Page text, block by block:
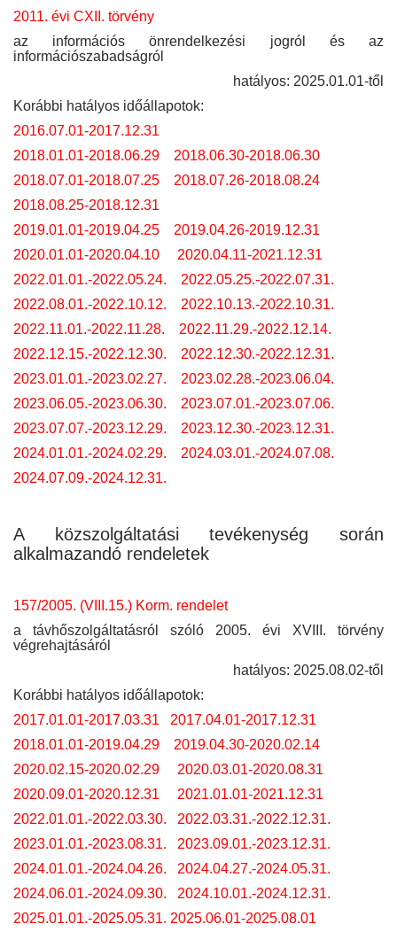
2011. évi CXII. törvény
az információs önrendelkezési jogról és az
információszabadságról
hatályos: 2025.01.01-től
Korábbi hatályos időállapotok:
2016.07.01-2017.12.31
2018.01.01-2018.06.29
2018.06.30-2018.06.30
2018.07.01-2018.07.25
2018.07.26-2018.08.24
2018.08.25-2018.12.31
2019.01.01-2019.04.25
2019.04.26-2019.12.31
2020.01.01-2020.04.10
2020.04.11-2021.12.31
2022.01.01.-2022.05.24.
2022.05.25.-2022.07.31.
2022.08.01.-2022.10.12.
2022.10.13.-2022.10.31.
2022.11.01.-2022.11.28.
2022.11.29.-2022.12.14.
2022.12.15.-2022.12.30.
2022.12.30.-2022.12.31.
2023.01.01.-2023.02.27.
2023.02.28.-2023.06.04.
2023.06.05.-2023.06.30.
2023.07.01.-2023.07.06.
2023.07.07.-2023.12.29.
2023.12.30.-2023.12.31.
2024.01.01.-2024.02.29.
2024.03.01.-2024.07.08.
2024.07.09.-2024.12.31.
A közszolgáltatási tevékenység során
alkalmazandó rendeletek
157/2005. (VIII.15.) Korm. rendelet
a távhőszolgáltatásról szóló 2005. évi XVIII. törvény
végrehajtásáról
hatályos: 2025.08.02-től
Korábbi hatályos időállapotok:
2017.01.01-2017.03.31
2017.04.01-2017.12.31
2018.01.01-2019.04.29
2019.04.30-2020.02.14
2020.02.15-2020.02.29
2020.03.01-2020.08.31
2020.09.01-2020.12.31
2021.01.01-2021.12.31
2022.01.01.-2022.03.30.
2022.03.31.-2022.12.31.
2023.01.01.-2023.08.31.
2023.09.01.-2023.12.31.
2024.01.01.-2024.04.26.
2024.04.27.-2024.05.31.
2024.06.01.-2024.09.30.
2024.10.01.-2024.12.31.
2025.01.01.-2025.05.31. 2025.06.01-2025.08.01